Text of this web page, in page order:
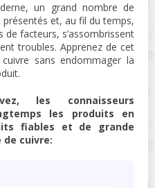
un grand nombre de
et, au fil du temps,
de facteurs, s’assombrissent
troubles. Apprenez de cet
sans endommager la
les connaisseurs
les produits en
fiables et de grande
de cuivre: